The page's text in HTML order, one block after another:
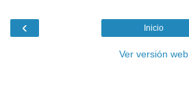
‹ Inicio
Ver versión web